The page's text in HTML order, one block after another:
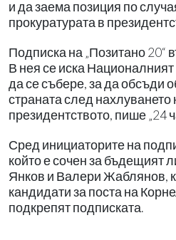
и да заема позиция по
прокуратурата в
Подписка на „Позитано 20“
В нея се иска
да се събере, за да обсъди
страната след нахлуването
президентството, пише „24
Сред инициаторите на
който е сочен за бъдещият
Янков и Валери Жаблянов,
кандидати за поста на
подкрепят подписката.